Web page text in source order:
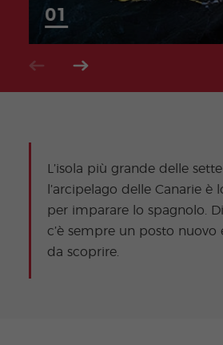
L’isola più grande delle
l’arcipelago delle Canarie è
per imparare lo spagnolo.
c’è sempre un posto nuovo
da scoprire.